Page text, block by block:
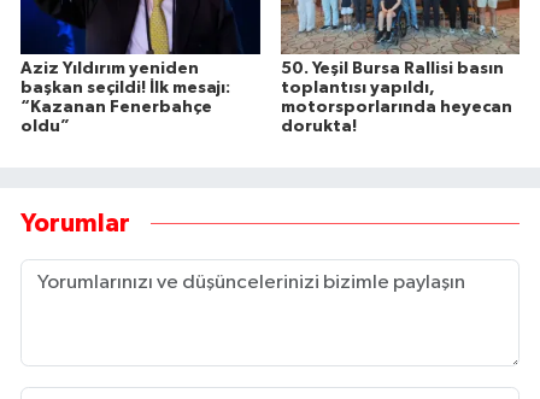
Aziz Yıldırım yeniden
başkan seçildi! İlk mesajı:
“Kazanan Fenerbahçe
oldu”
50. Yeşil Bursa Rallisi basın
toplantısı yapıldı,
motorsporlarında heyecan
dorukta!
Yorumlar